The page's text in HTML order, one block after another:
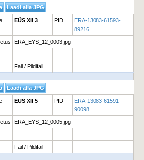
EÜS XII 3 PID
ERA-13083-61593-
89216
ERA_EYS_12_0003.jpg
Fail / Pildifail
EÜS XII 5 PID
ERA-13083-61591-
90098
ERA_EYS_12_0005.jpg
Fail / Pildifail